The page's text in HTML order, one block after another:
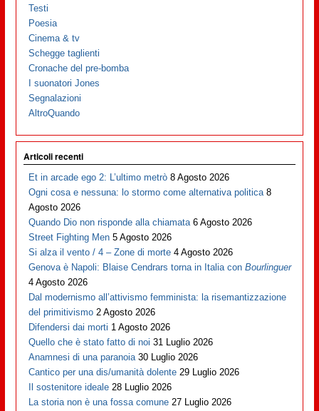
Testi
Poesia
Cinema & tv
Schegge taglienti
Cronache del pre-bomba
I suonatori Jones
Segnalazioni
AltroQuando
Articoli recenti
Et in arcade ego 2: L’ultimo metrò 8 Agosto 2026
Ogni cosa e nessuna: lo stormo come alternativa politica 8
Agosto 2026
Quando Dio non risponde alla chiamata 6 Agosto 2026
Street Fighting Men 5 Agosto 2026
Si alza il vento / 4 – Zone di morte 4 Agosto 2026
Genova è Napoli: Blaise Cendrars torna in Italia conBourlinguer
4 Agosto 2026
Dal modernismo all’attivismo femminista: la risemantizzazione
del primitivismo 2 Agosto 2026
Difendersi dai morti 1 Agosto 2026
Quello che è stato fatto di noi 31 Luglio 2026
Anamnesi di una paranoia 30 Luglio 2026
Cantico per una dis/umanità dolente 29 Luglio 2026
Il sostenitore ideale 28 Luglio 2026
La storia non è una fossa comune 27 Luglio 2026